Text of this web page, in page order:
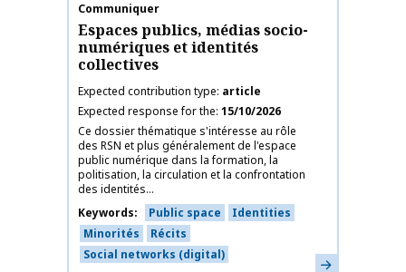
Publication name
Communiquer
Espaces publics, médias socio-
numériques et identités
collectives
Expected contribution type article
Expected response for the 15/10/2026
Ce dossier thématique s'intéresse au rôle
des RSN et plus généralement de l'espace
public numérique dans la formation, la
politisation, la circulation et la confrontation
des identités...
Keywords
Public space
Identities
Minorités
Récits
Social networks (digital)
Learn more